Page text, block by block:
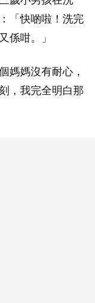
「快啲啦！洗完
係咁。」
媽媽沒有耐心，
，我完全明白那